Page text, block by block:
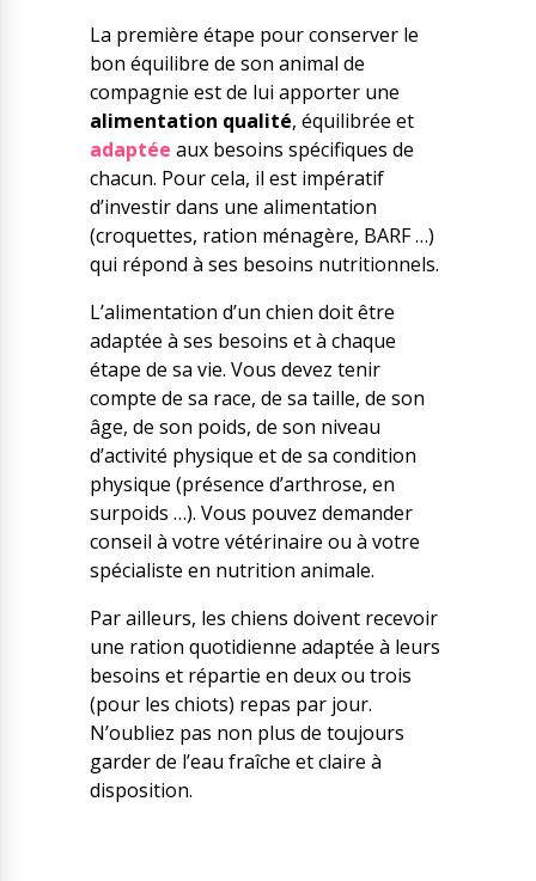
La première étape pour conserver le
bon équilibre de son animal de
compagnie est de lui apporter une
alimentation qualité, équilibrée et
adaptée aux besoins spécifiques de
chacun. Pour cela, il est impératif
d’investir dans une alimentation
(croquettes, ration ménagère, BARF …)
qui répond à ses besoins nutritionnels.
L’alimentation d’un chien doit être
adaptée à ses besoins et à chaque
étape de sa vie. Vous devez tenir
compte de sa race, de sa taille, de son
âge, de son poids, de son niveau
d’activité physique et de sa condition
physique (présence d’arthrose, en
surpoids …). Vous pouvez demander
conseil à votre vétérinaire ou à votre
spécialiste en nutrition animale.
Par ailleurs, les chiens doivent recevoir
une ration quotidienne adaptée à leurs
besoins et répartie en deux ou trois
(pour les chiots) repas par jour.
N’oubliez pas non plus de toujours
garder de l’eau fraîche et claire à
disposition.